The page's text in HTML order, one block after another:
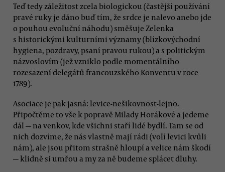
Teď tedy záležitost zcela biologickou (častější používání
pravé ruky je dáno buď tím, že srdce je nalevo anebo jde
o pouhou evoluční náhodu) směšuje Zelenka
s historickými kulturními významy (blízkovýchodní
hygiena, pozdravy, psaní pravou rukou) a s politickým
názvoslovím (jež vzniklo podle momentálního
rozesazení delegátů francouzského Konventu v roce
1789).
Asociace je pak jasná: levice-nešikovnost-lejno.
Připočtěme to vše k popravě Milady Horákové a jedeme
dál — na venkov, kde všichni staří lidé bydlí. Tam se od
nich dozvíme, že nás vlastně mají rádi (volí levici kvůli
nám), ale jsou přitom strašně hloupí a velice nám škodí
— klidně si umřou a my za ně budeme splácet dluhy.